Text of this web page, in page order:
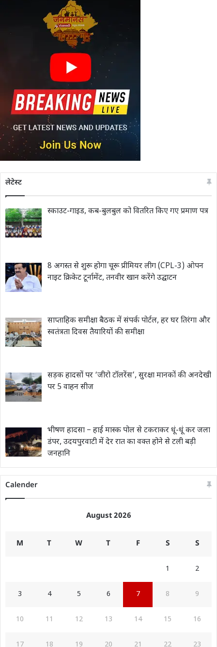
लेटेस्ट
स्काउट-गाइड, कब-बुलबुल को वितरित किए गए प्रमाण पत्र
8 अगस्त से शुरू होगा चूरू प्रीमियर लीग (CPL-3) ओपन
नाइट क्रिकेट टूर्नामेंट, तनवीर खान करेंगे उद्घाटन
साप्ताहिक समीक्षा बैठक में संपर्क पोर्टल, हर घर तिरंगा और
स्वतंत्रता दिवस तैयारियों की समीक्षा
सड़क हादसों पर ‘जीरो टॉलरेंस’, सुरक्षा मानकों की अनदेखी
पर 5 वाहन सीज
भीषण हादसा – हाई मास्क पोल से टकराकर धूं-धूं कर जला
डंपर, उदयपुरवाटी में देर रात का वक्त होने से टली बड़ी
जनहानि
Calender
August 2026
M T W T F S S
1 2
3 4 5 6 7 8 9
10 11 12 13 14 15 16
17 18 19 20 21 22 23